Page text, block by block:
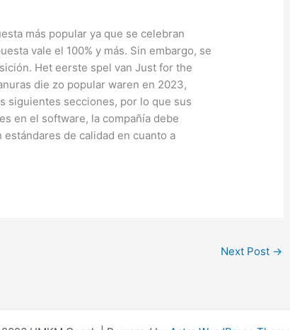
más popular ya que se celebran
vale el 100% y más. Sin embargo, se
Het eerste spel van Just for the
die zo popular waren en 2023,
siguientes secciones, por lo que sus
en el software, la compañía debe
de calidad en cuanto a
Next Post →